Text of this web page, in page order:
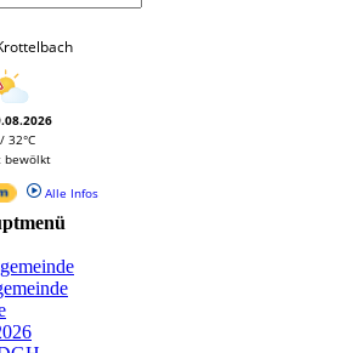
32°C
bewölkt
Alle Infos